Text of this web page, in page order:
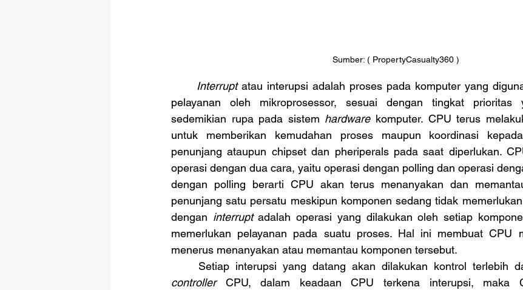
Sumber: ( PropertyCasualty360 )
Interrupt atau interupsi adalah proses pada komputer yang
pelayanan oleh mikroprosessor, sesuai dengan tingkat prioritas
sedemikian rupa pada sistem hardware komputer. CPU terus
untuk memberikan kemudahan proses maupun koordinasi
penunjang ataupun chipset dan pheriperals pada saat diperlukan.
operasi dengan dua cara, yaitu operasi dengan polling dan operasi
dengan polling berarti CPU akan terus menanyakan dan
penunjang satu persatu meskipun komponen sedang tidak
dengan interrupt adalah operasi yang dilakukan oleh setiap
memerlukan pelayanan pada suatu proses. Hal ini membuat CPU
menerus menanyakan atau memantau komponen tersebut.
Setiap interupsi yang datang akan dilakukan kontrol terlebih
controller CPU, dalam keadaan CPU terkena interupsi, maka